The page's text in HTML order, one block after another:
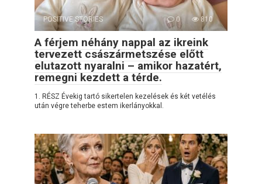
POSITIVE STORIES 0 810
A férjem néhány nappal az ikreink
tervezett császármetszése előtt
elutazott nyaralni – amikor hazatért,
remegni kezdett a térde.
1. RÉSZ Évekig tartó sikertelen kezelések és két vetélés
után végre teherbe estem ikerlányokkal.